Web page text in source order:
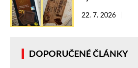
22. 7. 2026
DOPORUČENÉ ČLÁNKY